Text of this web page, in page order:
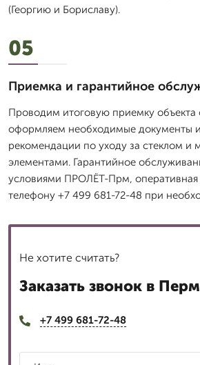
(Георгию и Бориславу).
05
Приемка и гарантийное
Проводим итоговую приемку объекта
оформляем необходимые документы
рекомендации по уходу за стеклом и
элементами. Гарантийное
условиями ПРОЛЁТ-Прм,
телефону +7 499 681-72-48 при
Не хотите считать?
Заказать звонок в
+7 499 681-72-48